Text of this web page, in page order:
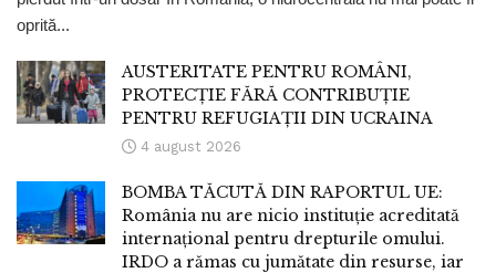
oprită...
AUSTERITATE PENTRU ROMÂNI,
PROTECȚIE FĂRĂ CONTRIBUȚIE
PENTRU REFUGIAȚII DIN UCRAINA
4 august 2026
BOMBA TĂCUTĂ DIN RAPORTUL UE:
România nu are nicio instituție acreditată
internațional pentru drepturile omului.
IRDO a rămas cu jumătate din resurse, iar